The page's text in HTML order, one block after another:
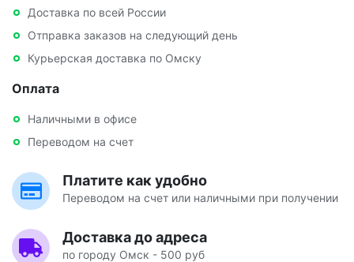
Доставка по всей России
Отправка заказов на следующий день
Курьерская доставка по Омску
Оплата
Наличными в офисе
Переводом на счет
Платите как удобно
Переводом на счет или наличными при получении
Доставка до адреса
по городу Омск - 500 руб